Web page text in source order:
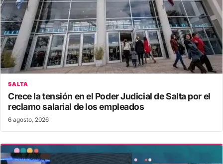
SALTA
Crece la tensión en el Poder Judicial de Salta por el
reclamo salarial de los empleados
6 agosto, 2026